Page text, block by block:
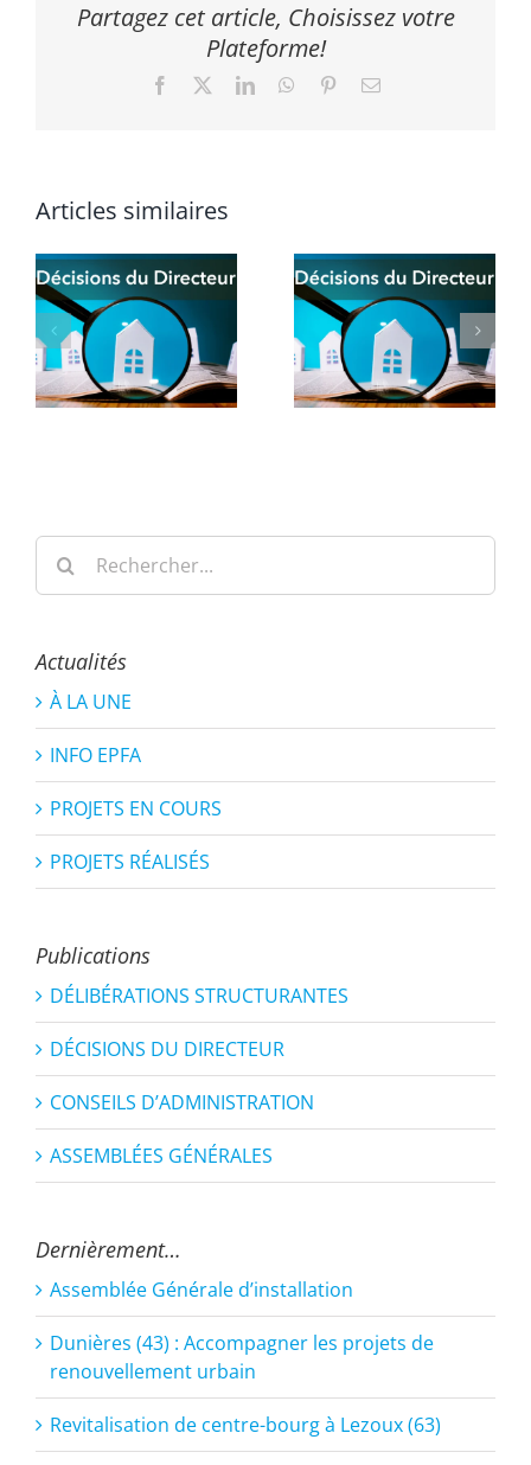
Partagez cet article, Choisissez votre
Plateforme!
Facebook LinkedInWhatsApp
PinterestEmail
Articles similaires
Rechercher:
Actualités
À LA UNE
INFO EPFA
PROJETS EN COURS
PROJETS RÉALISÉS
Publications
DÉLIBÉRATIONS STRUCTURANTES
DÉCISIONS DU DIRECTEUR
CONSEILS D’ADMINISTRATION
ASSEMBLÉES GÉNÉRALES
Dernièrement…
Assemblée Générale d’installation
Dunières (43) : Accompagner les projets de
renouvellement urbain
Revitalisation de centre-bourg à Lezoux (63)